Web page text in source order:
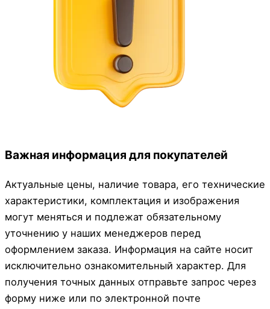
Важная информация для покупателей
Актуальные цены, наличие товара, его технические
характеристики, комплектация и изображения
могут меняться и подлежат обязательному
уточнению у наших менеджеров перед
оформлением заказа. Информация на сайте носит
исключительно ознакомительный характер. Для
получения точных данных отправьте запрос через
форму ниже или по электронной почте